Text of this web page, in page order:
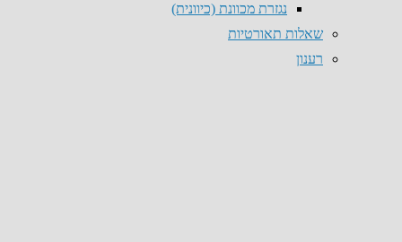
נגזרת מכוונת (כיוונית)
שאלות תאורטיות
רענון